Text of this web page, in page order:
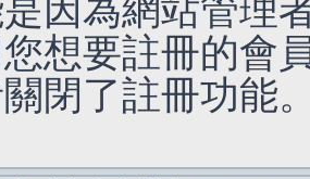
因為網站管理
想要註冊的會
閉了註冊功能